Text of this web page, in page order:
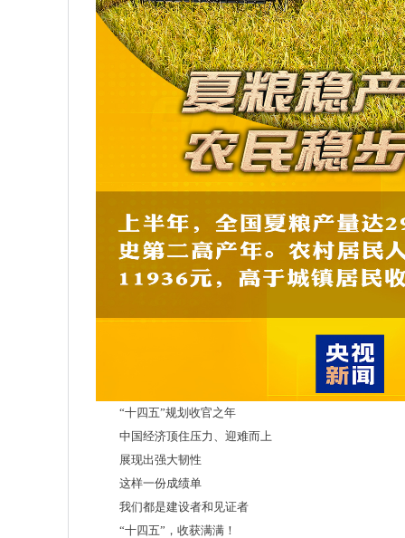
“十四五”规划收官之年
中国经济顶住压力、迎难而上
展现出强大韧性
这样一份成绩单
我们都是建设者和见证者
“十四五”，收获满满！